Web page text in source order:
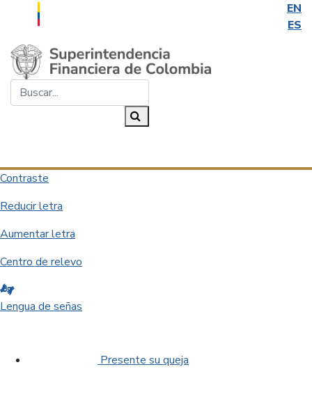
EN
ES
Saltar al contenido principal
Contraste
Reducir letra
Aumentar letra
Centro de relevo
Lengua de señas
Presente su queja